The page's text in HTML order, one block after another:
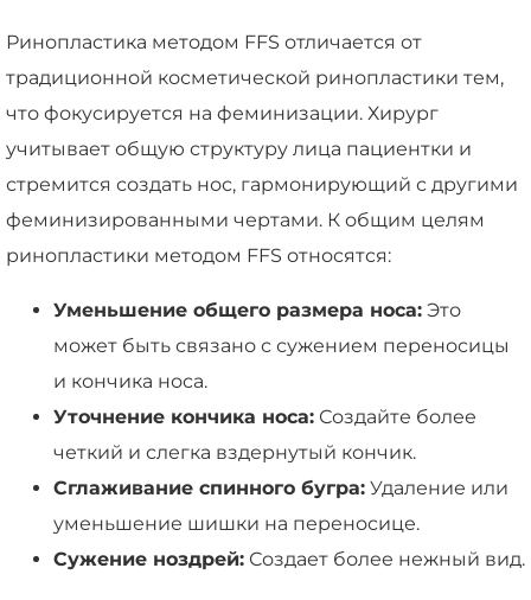
Ринопластика методом FFS отличается от
традиционной косметической ринопластики тем,
что фокусируется на феминизации. Хирург
учитывает общую структуру лица пациентки и
стремится создать нос, гармонирующий с другими
феминизированными чертами. К общим целям
ринопластики методом FFS относятся:
Уменьшение общего размера носа: Это
может быть связано с сужением переносицы
и кончика носа.
Уточнение кончика носа: Создайте более
четкий и слегка вздернутый кончик.
Сглаживание спинного бугра: Удаление или
уменьшение шишки на переносице.
Сужение ноздрей: Создает более нежный вид.